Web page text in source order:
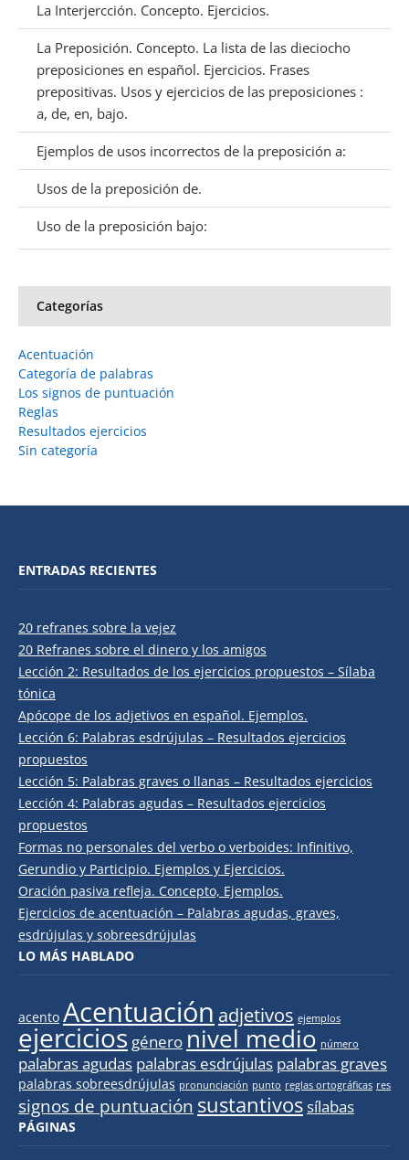
La Interjercción. Concepto. Ejercicios.
La Preposición. Concepto. La lista de las dieciocho
preposiciones en español. Ejercicios. Frases
prepositivas. Usos y ejercicios de las preposiciones :
a, de, en, bajo.
Ejemplos de usos incorrectos de la preposición a:
Usos de la preposición de.
Uso de la preposición bajo:
Categorías
Acentuación
Categoría de palabras
Los signos de puntuación
Reglas
Resultados ejercicios
Sin categoría
ENTRADAS RECIENTES
20 refranes sobre la vejez
20 Refranes sobre el dinero y los amigos
Lección 2: Resultados de los ejercicios propuestos – Sílaba
tónica
Apócope de los adjetivos en español. Ejemplos.
Lección 6: Palabras esdrújulas – Resultados ejercicios
propuestos
Lección 5: Palabras graves o llanas – Resultados ejercicios
Lección 4: Palabras agudas – Resultados ejercicios
propuestos
Formas no personales del verbo o verboides: Infinitivo,
Gerundio y Participio. Ejemplos y Ejercicios.
Oración pasiva refleja. Concepto, Ejemplos.
Ejercicios de acentuación – Palabras agudas, graves,
esdrújulas y sobreesdrújulas
LO MÁS HABLADO
acento Acentuación adjetivos ejemplos
ejercicios género nivel medio número
palabras agudas palabras esdrújulas palabras graves
palabras sobreesdrújulas pronunciación punto reglas ortográficas res
signos de puntuación sustantivossílabas
PÁGINAS